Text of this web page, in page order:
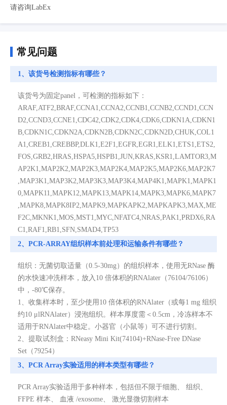
请咨询LabEx
常见问题
1、该货号检测指标有哪些？
该货号为固定panel，可检测的指标如下：
ARAF,ATF2,BRAF,CCNA1,CCNA2,CCNB1,CCNB2,CCND1,CCN
D2,CCND3,CCNE1,CDC42,CDK2,CDK4,CDK6,CDKN1A,CDKN1
B,CDKN1C,CDKN2A,CDKN2B,CDKN2C,CDKN2D,CHUK,COL1
A1,CREB1,CREBBP,DLK1,E2F1,EGFR,EGR1,ELK1,ETS1,ETS2,
FOS,GRB2,HRAS,HSPA5,HSPB1,JUN,KRAS,KSR1,LAMTOR3,M
AP2K1,MAP2K2,MAP2K3,MAP2K4,MAP2K5,MAP2K6,MAP2K7
,MAP3K1,MAP3K2,MAP3K3,MAP3K4,MAP4K1,MAPK1,MAPK1
0,MAPK11,MAPK12,MAPK13,MAPK14,MAPK3,MAPK6,MAPK7
,MAPK8,MAPK8IP2,MAPK9,MAPKAPK2,MAPKAPK3,MAX,ME
F2C,MKNK1,MOS,MST1,MYC,NFATC4,NRAS,PAK1,PRDX6,RA
C1,RAF1,RB1,SFN,SMAD4,TP53
2、PCR-ARRAY组织样本前处理和运输条件有哪些？
组织：无菌切取适量（0.5-30mg）的组织样本，使用无RNase 酶
的水快速冲洗样本，放入10 倍体积的RNAlater（76104/76106）
中，-80℃保存。
1、收集样本时，至少使用10 倍体积的RNAlater（或每1 mg 组织
约10 μlRNAlater）浸泡组织。样本厚度需＜0.5cm，冷冻样本不
适用于RNAlater中稳定。小器官（小鼠等）可不进行切割。
2、提取试剂盒：RNeasy Mini Kit(74104)+RNase-Free DNase
Set（79254）
3、PCR Array实验适用的样本类型有哪些？
PCR Array实验适用于多种样本，包括但不限于细胞、 组织、
FFPE 样本、 血液 /exosome、 激光显微切割样本